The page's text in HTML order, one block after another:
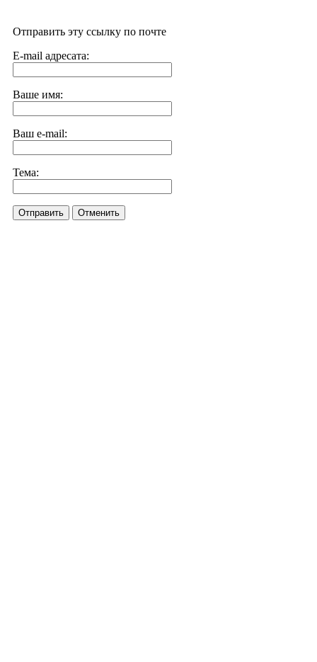
Отправить эту ссылку по почте
E-mail адресата:
Ваше имя:
Ваш e-mail:
Тема:
Отправить Отменить